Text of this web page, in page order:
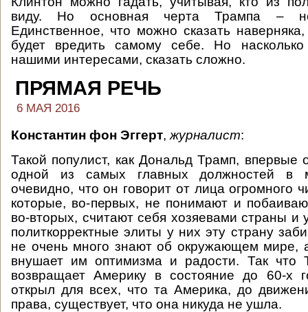
виду. Но основная черта Трампа –
Единственное, что можно сказать
будет вредить самому себе. Но
нашими интересами, сказать сложно.
ПРЯМАЯ РЕЧЬ
6 МАЯ 2016
Константин фон Эггерт, журналист:
Такой популист, как Дональд Трамп, впервые
одной из самых главных должностей в
очевидно, что он говорит от лица огромного
которые, во-первых, не понимают и
во-вторых, считают себя хозяевами страны и
политкорректные элиты у них эту страну
не очень много знают об окружающем мире,
внушает им оптимизма и радости. Так что
возвращает Америку в состояние до 60-х
открыл для всех, что та Америка, до
права, существует, что она никуда не ушла.